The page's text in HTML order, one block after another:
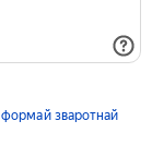
формай зваротнай